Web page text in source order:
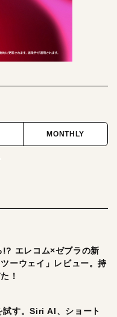
MONTHLY
エレコム×ゼブラの新
ーウェイ」レビュー。持
！
す。Siri AI、ショート